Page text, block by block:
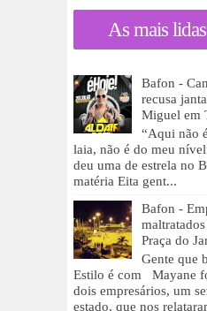
As mais
Bafon -
recusa
Miguel em
“Aqui não
laia, não é do meu
deu uma de estrela no
matéria Eita gent...
Bafon -
Praça do
Gente
Estilo é com Mayane
dois empresários, um
estado, que nos